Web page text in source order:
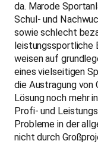
da. Marode
Schul- und
sowie schlecht
leistungssportliche
weisen auf
eines vielseitigen
die Austragung von
Lösung noch mehr
Profi- und
Probleme in der
nicht durch